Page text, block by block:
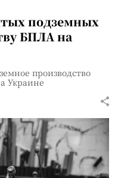
подземных
БПЛА на
производство
Украине